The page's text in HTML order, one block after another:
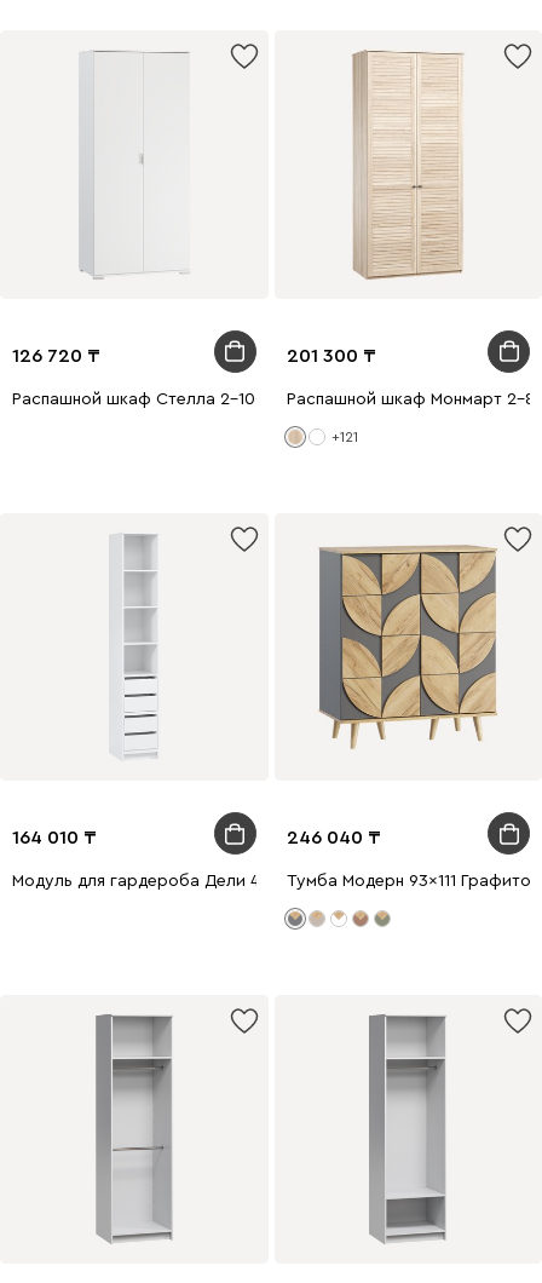
126 720
Распашной шкаф Стелла 2-100x220 Белый
201 300
Распашной шкаф Монмарт 2-
+121
164 010
Модуль для гардероба Дели 4-40x240 Белый
246 040
Тумба Модерн 93x111